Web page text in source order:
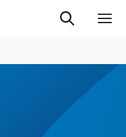
Suche ein-/